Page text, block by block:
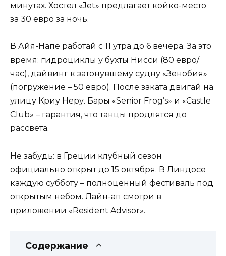
минутах. Хостел «Jet» предлагает койко-место
за 30 евро за ночь.
В Айя-Напе работай с 11 утра до 6 вечера. За это
время: гидроциклы у бухты Нисси (80 евро/
час), дайвинг к затонувшему судну «Зенобия»
(погружение – 50 евро). После заката двигай на
улицу Криу Неру. Бары «Senior Frog’s» и «Castle
Club» – гарантия, что танцы продлятся до
рассвета.
Не забудь: в Греции клубный сезон
официально открыт до 15 октября. В Линдосе
каждую субботу – полноценный фестиваль под
открытым небом. Лайн-ап смотри в
приложении «Resident Advisor».
Содержание